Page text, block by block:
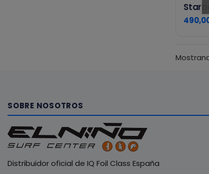
SOBRE NOSOTROS
Distribuidor oficial de IQ Foil Class España